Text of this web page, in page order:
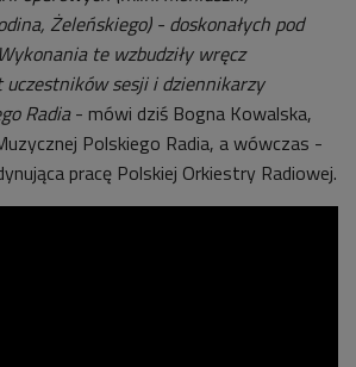
Żeleńskiego) - doskonałych pod
te wzbudziły wręcz
sesji i dziennikarzy
Radia- mówi dziś Bogna Kowalska,
Polskiego Radia, a wówczas -
pracę Polskiej Orkiestry Radiowej.